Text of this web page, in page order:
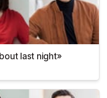
last night»